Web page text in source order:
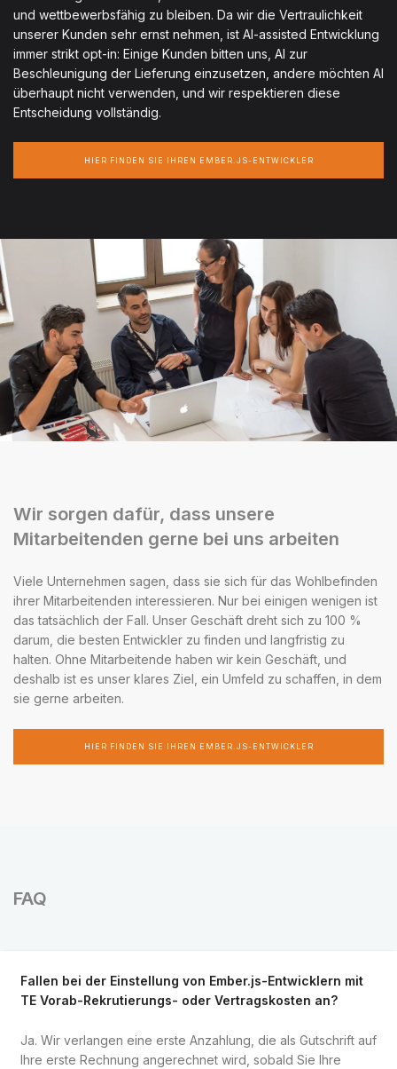
und wettbewerbsfähig zu bleiben. Da wir die Vertraulichkeit
unserer Kunden sehr ernst nehmen, ist AI-assisted Entwicklung
immer strikt opt-in: Einige Kunden bitten uns, AI zur
Beschleunigung der Lieferung einzusetzen, andere möchten AI
überhaupt nicht verwenden, und wir respektieren diese
Entscheidung vollständig.
HIER FINDEN SIE IHREN EMBER.JS-ENTWICKLER
Wir sorgen dafür, dass unsere
Mitarbeitenden gerne bei uns arbeiten
Viele Unternehmen sagen, dass sie sich für das Wohlbefinden
ihrer Mitarbeitenden interessieren. Nur bei einigen wenigen ist
das tatsächlich der Fall. Unser Geschäft dreht sich zu 100 %
darum, die besten Entwickler zu finden und langfristig zu
halten. Ohne Mitarbeitende haben wir kein Geschäft, und
deshalb ist es unser klares Ziel, ein Umfeld zu schaffen, in dem
sie gerne arbeiten.
HIER FINDEN SIE IHREN EMBER.JS-ENTWICKLER
FAQ
Fallen bei der Einstellung von Ember.js-Entwicklern mit
TE Vorab-Rekrutierungs- oder Vertragskosten an?
Ja. Wir verlangen eine erste Anzahlung, die als Gutschrift auf
Ihre erste Rechnung angerechnet wird, sobald Sie Ihre